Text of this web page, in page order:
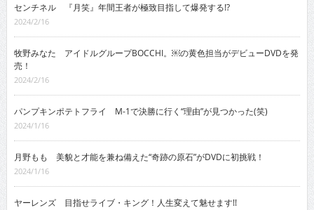
センチネル 『月笑』年間王者が極致目指して爆発する!?
2024/2/16
牧野みなた アイドルグループBOCCHI。￼の黄色担当がデビューDVDを発
売！
2024/2/16
パンプキンポテトフライ M-1で決勝に行く“理由”が見つかった(笑)
2024/1/16
月野もも 美貌と才能を兼ね備えた“奇跡の原石”がDVDに初挑戦！
2024/1/16
ヤーレンズ 目指せライブ・キング！人生変えて魅せます!!